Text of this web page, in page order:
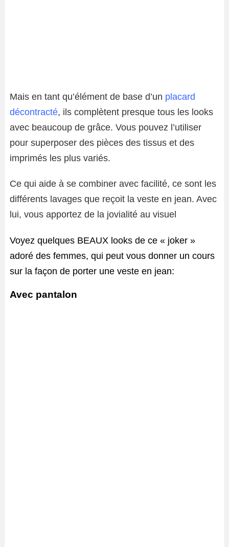
Mais en tant qu’élément de base d’un placard
décontracté, ils complètent presque tous les looks
avec beaucoup de grâce. Vous pouvez l’utiliser
pour superposer des pièces des tissus et des
imprimés les plus variés.
Ce qui aide à se combiner avec facilité, ce sont les
différents lavages que reçoit la veste en jean. Avec
lui, vous apportez de la jovialité au visuel
Voyez quelques BEAUX looks de ce « joker »
adoré des femmes, qui peut vous donner un cours
sur la façon de porter une veste en jean:
Avec pantalon